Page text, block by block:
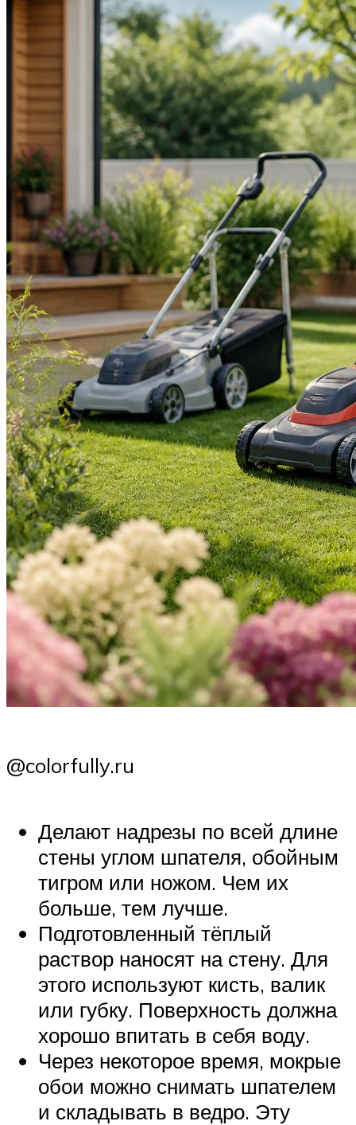
@colorfully.ru
Делают надрезы по всей длине
стены углом шпателя, обойным
тигром или ножом. Чем их
больше, тем лучше.
Подготовленный тёплый
раствор наносят на стену. Для
этого используют кисть, валик
или губку. Поверхность должна
хорошо впитать в себя воду.
Через некоторое время, мокрые
обои можно снимать шпателем
и складывать в ведро. Эту